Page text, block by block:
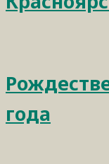
года